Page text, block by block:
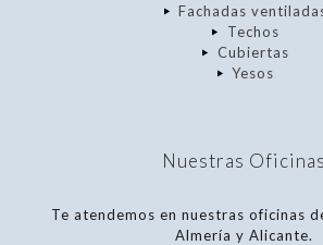
Fachadas
Techos
Cubiertas
Yesos
Nuestras Oficinas
Te atendemos en nuestras oficinas
Almería y Alicante.